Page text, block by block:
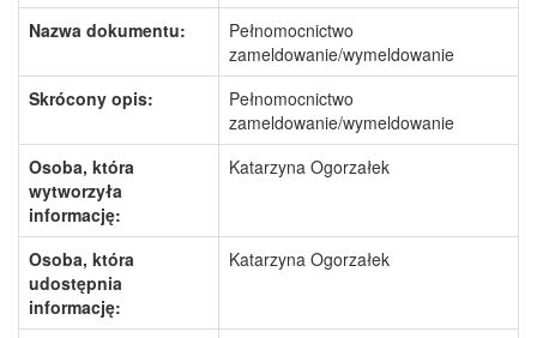
Nazwa dokumentu:
Pełnomocnictwo
zameldowanie/wymeldowanie
Skrócony opis:
Pełnomocnictwo
zameldowanie/wymeldowanie
Osoba, która
wytworzyła
informację:
Katarzyna Ogorzałek
Osoba, która
udostępnia
informację:
Katarzyna Ogorzałek